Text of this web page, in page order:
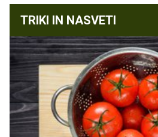
TRIKI IN NASVETI